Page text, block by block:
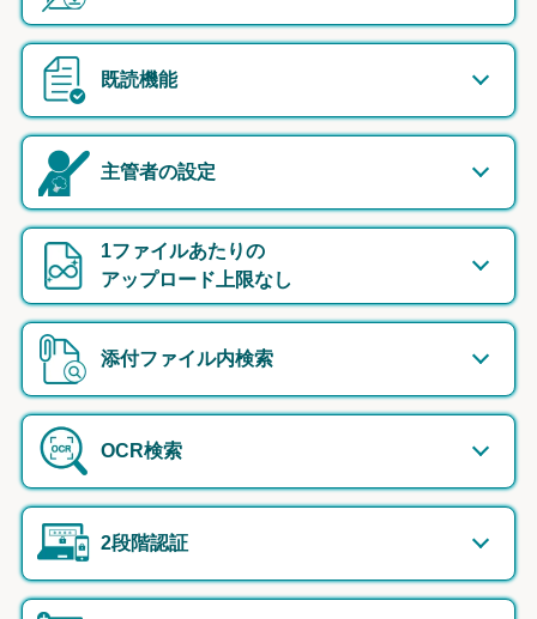
既読機能
主管者の設定
1ファイルあたりの
アップロード上限なし
添付ファイル内検索
OCR検索
2段階認証